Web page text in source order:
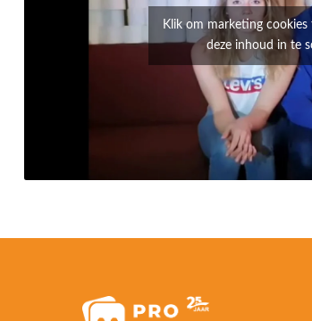
Klik om marketing cookies
deze inhoud in te